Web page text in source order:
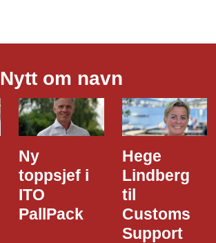
Nytt om navn
Hege
Lindberg
til
Customs
Dette er
den nye
i Narvik
Havn